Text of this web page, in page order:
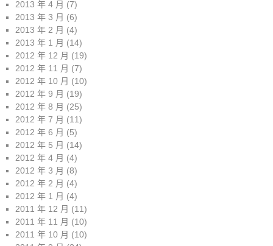
2013 年 4 月 (7)
2013 年 3 月 (6)
2013 年 2 月 (4)
2013 年 1 月 (14)
2012 年 12 月 (19)
2012 年 11 月 (7)
2012 年 10 月 (10)
2012 年 9 月 (19)
2012 年 8 月 (25)
2012 年 7 月 (11)
2012 年 6 月 (5)
2012 年 5 月 (14)
2012 年 4 月 (4)
2012 年 3 月 (8)
2012 年 2 月 (4)
2012 年 1 月 (4)
2011 年 12 月 (11)
2011 年 11 月 (10)
2011 年 10 月 (10)